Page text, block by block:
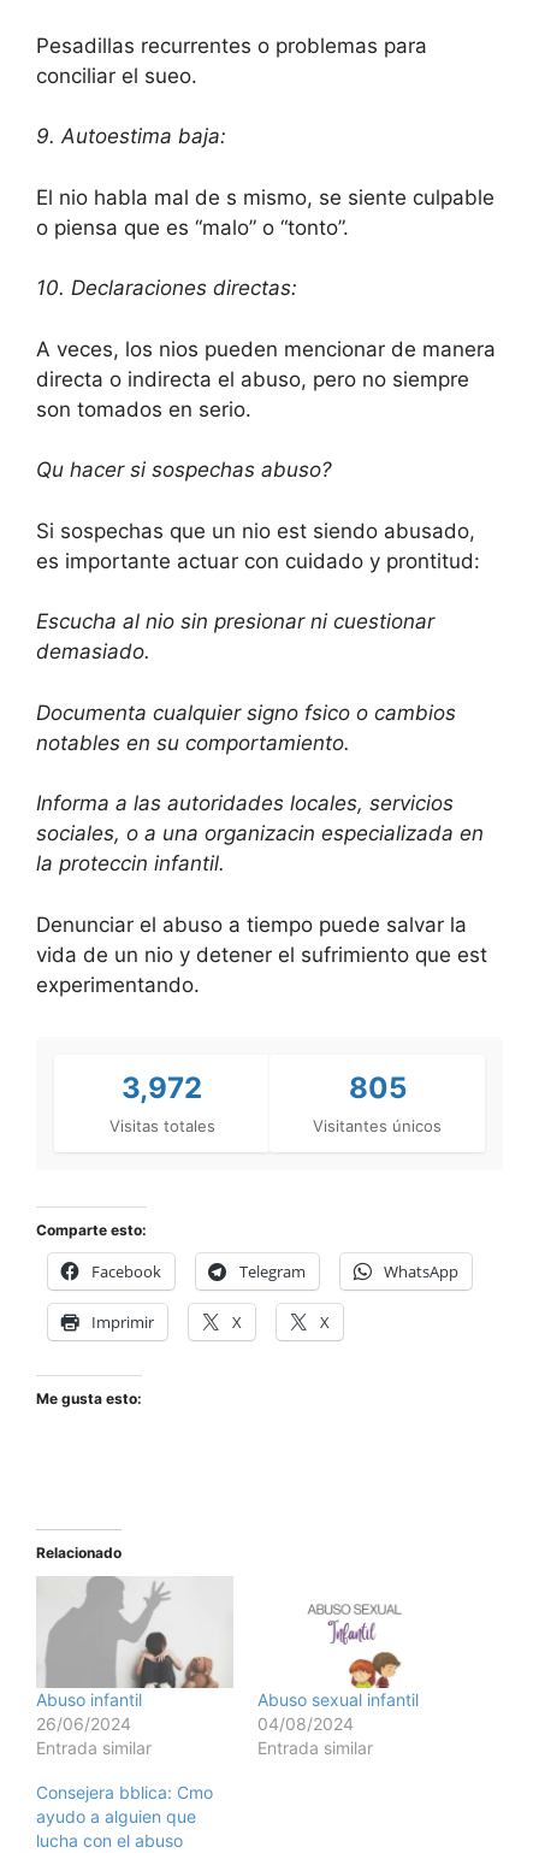
Pesadillas recurrentes o problemas para
conciliar el sueo.
9. Autoestima baja:
El nio habla mal de s mismo, se siente culpable
o piensa que es “malo” o “tonto”.
10. Declaraciones directas:
A veces, los nios pueden mencionar de manera
directa o indirecta el abuso, pero no siempre
son tomados en serio.
Qu hacer si sospechas abuso?
Si sospechas que un nio est siendo abusado,
es importante actuar con cuidado y prontitud:
Escucha al nio sin presionar ni cuestionar
demasiado.
Documenta cualquier signo fsico o cambios
notables en su comportamiento.
Informa a las autoridades locales, servicios
sociales, o a una organizacin especializada en
la proteccin infantil.
Denunciar el abuso a tiempo puede salvar la
vida de un nio y detener el sufrimiento que est
experimentando.
3,972
Visitas totales
805
Visitantes únicos
Comparte esto:
Facebook Telegram WhatsApp
Imprimir X X
Me gusta esto:
Relacionado
Abuso infantil
26/06/2024
Entrada similar
Abuso sexual infantil
04/08/2024
Entrada similar
Consejera bblica: Cmo
ayudo a alguien que
lucha con el abuso